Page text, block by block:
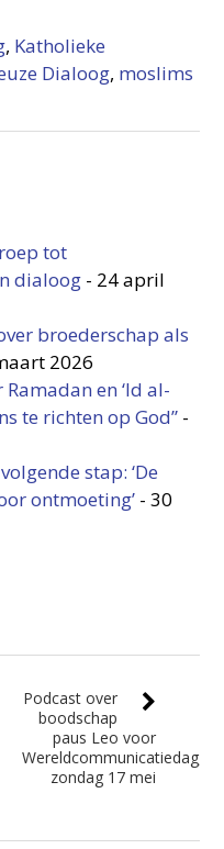
, Katholieke
Dialoog, moslims
tot
dialoog - 24 april
broederschap als
2026
en ‘Id al-
te richten op God” -
stap: ‘De
ontmoeting’ -30
Podcast over
boodschap
paus Leo voor
Wereldcommunicatiedag,
zondag 17 mei